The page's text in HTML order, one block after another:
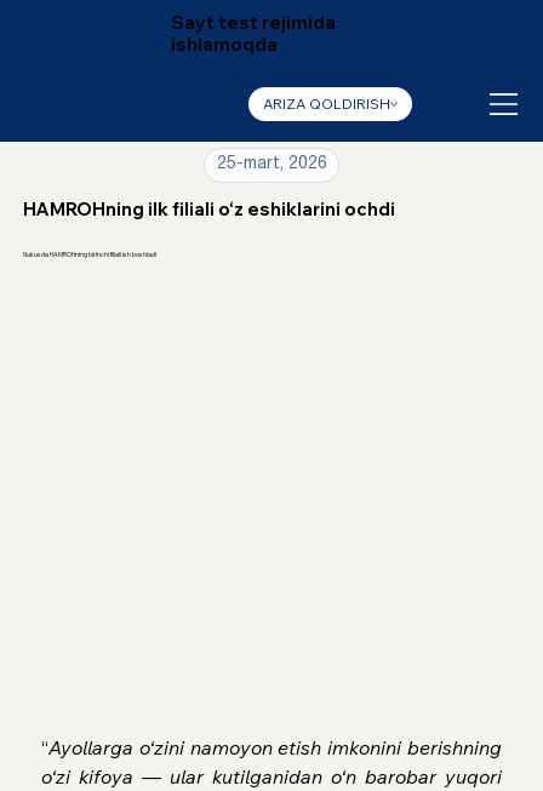
ARIZA QOLDIRISH
Sayt test rejimida
ishlamoqda
25-mart, 2026
HAMROHning ilk filiali o‘z eshiklarini ochdi
Nukusda HAMROHning birinchi filiali ish boshladi
“Ayollarga o‘zini namoyon etish imkonini berishning
o‘zi kifoya — ular kutilganidan o‘n barobar yuqori